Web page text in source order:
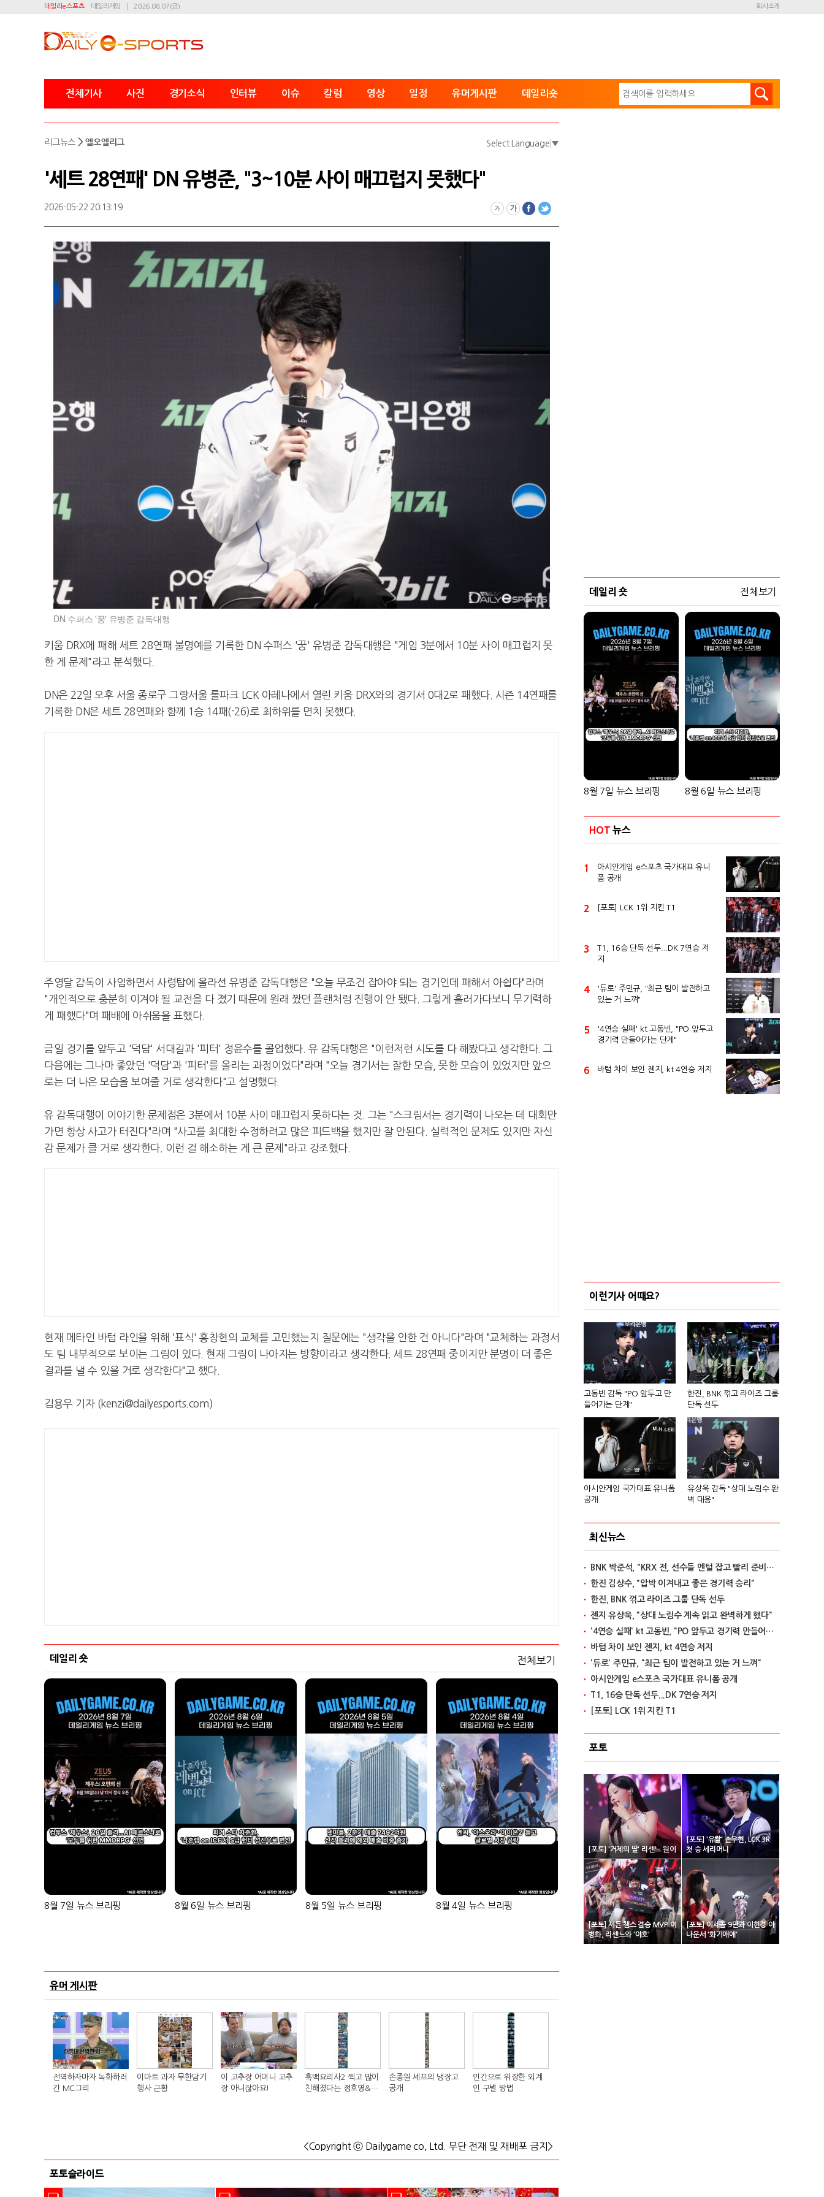
데일리e스포츠 데일리게임 2026.08.07(금) 회사소개
전체기사 사진 경기소식 인터뷰 이슈 칼럼 영상 일정 유머게시판 데일리숏
리그뉴스 >엘오엘리그 Select Language ▼
'세트 28연패' DN 유병준, "3~10분 사이 매끄럽지 못했다"
2026-05-22 20:13:19
DN 수퍼스 '꿍' 유병준 감독대행
키움 DRX에 패해 세트 28연패 불명예를 기록한 DN 수퍼스 '꿍' 유병준 감독대행은 "게임 3분에서 10분 사이 매끄럽지 못
한 게 문제"라고 분석했다.
DN은 22일 오후 서울 종로구 그랑서울 롤파크 LCK 아레나에서 열린 키움 DRX와의 경기서 0대2로 패했다. 시즌 14연패를
기록한 DN은 세트 28연패와 함께 1승 14패(-26)로 최하위를 면치 못했다.
주영달 감독이 사임하면서 사령탑에 올라선 유병준 감독대행은 "오늘 무조건 잡아야 되는 경기인데 패해서 아쉽다"라며
"개인적으로 충분히 이겨야 될 교전을 다 졌기 때문에 원래 짰던 플랜처럼 진행이 안 됐다. 그렇게 흘러가다보니 무기력하
게 패했다"며 패배에 아쉬움을 표했다.
금일 경기를 앞두고 '덕담' 서대길과 '피터' 정윤수를 콜업했다. 유 감독대행은 "이런저런 시도를 다 해봤다고 생각한다. 그
다음에는 그나마 좋았던 '덕담'과 '피터'를 올리는 과정이었다"라며 "오늘 경기서는 잘한 모습, 못한 모습이 있었지만 앞으
로는 더 나은 모습을 보여줄 거로 생각한다"고 설명했다.
유 감독대행이 이야기한 문제점은 3분에서 10분 사이 매끄럽지 못하다는 것. 그는 "스크림서는 경기력이 나오는 데 대회만
가면 항상 사고가 터진다"라며 "사고를 최대한 수정하려고 많은 피드백을 했지만 잘 안된다. 실력적인 문제도 있지만 자신
감 문제가 클 거로 생각한다. 이런 걸 해소하는 게 큰 문제"라고 강조했다.
현재 메타인 바텀 라인을 위해 '표식' 홍창현의 교체를 고민했는지 질문에는 "생각을 안한 건 아니다"라며 "교체하는 과정서
도 팀 내부적으로 보이는 그림이 있다. 현재 그림이 나아지는 방향이라고 생각한다. 세트 28연패 중이지만 분명이 더 좋은
결과를 낼 수 있을 거로 생각한다"고 했다.
김용우 기자 (kenzi@dailyesports.com)
데일리 숏 전체보기
8월 7일 뉴스 브리핑 8월 6일 뉴스 브리핑 8월 5일 뉴스 브리핑 8월 4일 뉴스 브리핑
유머 게시판
전역하자마자 녹화하러
간 MC그리
이마트 과자 무한담기
행사 근황
이 고추장 어머니 고추
장 아니잖아요!
흑백요리사2 찍고 많이
친해졌다는 정호영&샘
손종원 셰프의 냉장고
공개
인간으로 위장한 외계
인 구별 방법
<Copyright ⓒ Dailygame co, Ltd. 무단 전재 및 재배포 금지>
포토슬라이드
데일리 숏 전체보기
8월 7일 뉴스 브리핑 8월 6일 뉴스 브리핑
HOT 뉴스
1
아시안게임 e스포츠 국가대표 유니
폼 공개
2 [포토] LCK 1위 지킨 T1
3
T1, 16승 단독 선두...DK 7연승 저
지
4
'듀로' 주민규, "최근 팀이 발전하고
있는 거 느껴"
5
'4연승 실패' kt 고동빈, "PO 앞두고
경기력 만들어가는 단계"
6 바텀 차이 보인 젠지, kt 4연승 저지
이런기사 어때요?
고동빈 감독 "PO 앞두고 만
들어가는 단계"
한진, BNK 꺾고 라이즈 그룹
단독 선두
아시안게임 국가대표 유니폼
공개
유상욱 감독 "상대 노림수 완
벽 대응"
최신뉴스
BNK 박준석, "KRX 전, 선수들 멘털 잡고 빨리 준비할 것"
한진 김상수, "압박 이겨내고 좋은 경기력 승리"
한진, BNK 꺾고 라이즈 그룹 단독 선두
젠지 유상욱, "상대 노림수 계속 읽고 완벽하게 했다"
'4연승 실패' kt 고동빈, "PO 앞두고 경기력 만들어가는 단계"
바텀 차이 보인 젠지, kt 4연승 저지
'듀로' 주민규, "최근 팀이 발전하고 있는 거 느껴"
아시안게임 e스포츠 국가대표 유니폼 공개
T1, 16승 단독 선두...DK 7연승 저지
[포토] LCK 1위 지킨 T1
포토
[포토] '거제의 딸' 리센느 원이
[포토] '유칼' 손우현, LCK 3R
첫 승 세리머니
[포토] 서든 챔스 결승 MVP 이
병화, 리센느와 '야호'
[포토] 이세돌 9단과 이현경 아
나운서 '화기애애'